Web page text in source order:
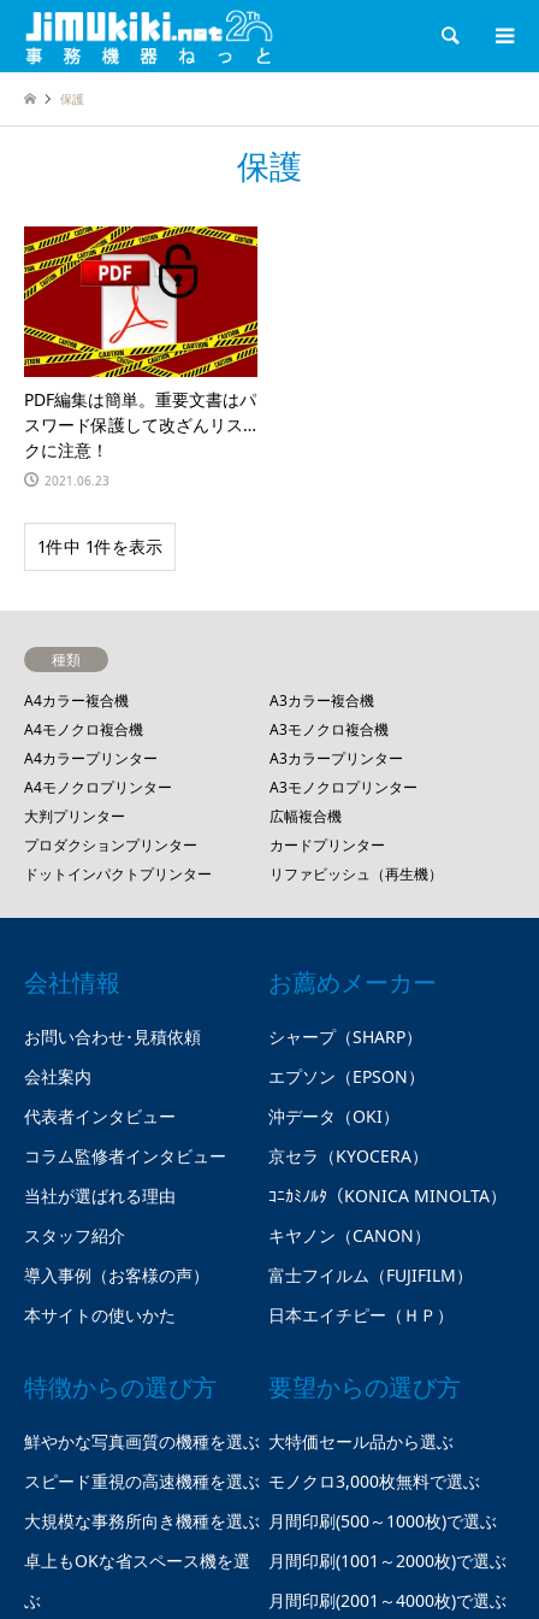
検索
保護
保護
PDF編集は簡単。重要文書はパ
スワード保護して改ざんリス
クに注意！
2021.06.23
1件中 1件を表示
種類
A4カラー複合機
A3カラー複合機
A4モノクロ複合機
A3モノクロ複合機
A4カラープリンター
A3カラープリンター
A4モノクロプリンター
A3モノクロプリンター
大判プリンター
広幅複合機
プロダクションプリンター
カードプリンター
ドットインパクトプリンター
リファビッシュ（再生機）
会社情報
お問い合わせ･見積依頼
会社案内
代表者インタビュー
コラム監修者インタビュー
当社が選ばれる理由
スタッフ紹介
導入事例（お客様の声）
本サイトの使いかた
お薦めメーカー
シャープ（SHARP）
エプソン（EPSON）
沖データ（OKI）
京セラ（KYOCERA）
ｺﾆｶﾐﾉﾙﾀ（KONICA MINOLTA）
キヤノン（CANON）
富士フイルム（FUJIFILM）
日本エイチピー（ＨＰ）
特徴からの選び方
鮮やかな写真画質の機種を選ぶ
スピード重視の高速機種を選ぶ
大規模な事務所向き機種を選ぶ
卓上もOKな省スペース機を選
ぶ
要望からの選び方
大特価セール品から選ぶ
モノクロ3,000枚無料で選ぶ
月間印刷(500～1000枚)で選ぶ
月間印刷(1001～2000枚)で選ぶ
月間印刷(2001～4000枚)で選ぶ